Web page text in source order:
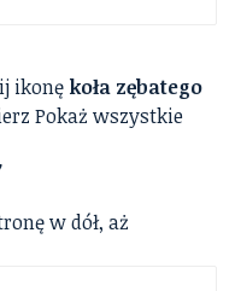
ikonę koła zębatego
Pokaż wszystkie
w dół, aż